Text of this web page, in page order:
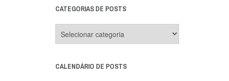
CATEGORIAS DE POSTS
de
CALENDÁRIO DE POSTS